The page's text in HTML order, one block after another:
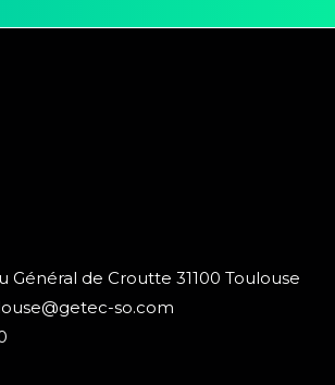
Général de Croutte 31100 Toulouse
so.com